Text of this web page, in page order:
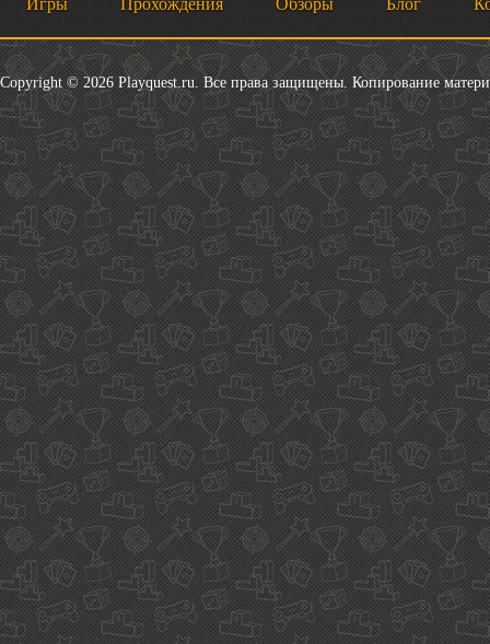
Игры Прохождения Обзоры Блог
Copyright © 2026 Playquest.ru. Все права защищены. Копирование